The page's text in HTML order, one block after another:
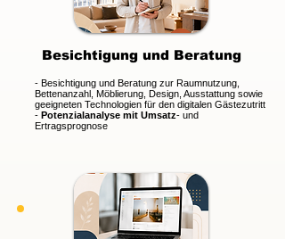
Besichtigung und Beratung
- Besichtigung und Beratung zur Raumnutzung,
Bettenanzahl, Möblierung, Design, Ausstattung sowie
geeigneten Technologien für den digitalen Gästezutritt
- Potenzialanalyse mit Umsatz- und
Ertragsprognose